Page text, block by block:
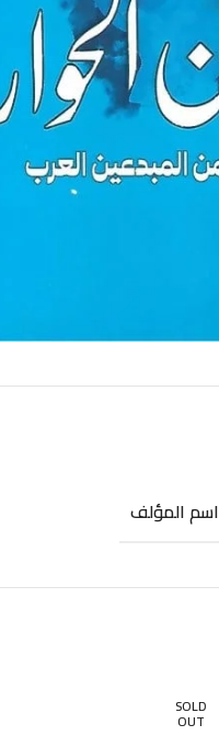
اسم المؤلف
SOLD
OUT